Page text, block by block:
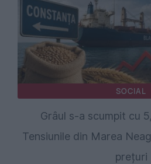
SOCIAL
Grâul s-a scumpit cu
Tensiunile din Marea
prețuri